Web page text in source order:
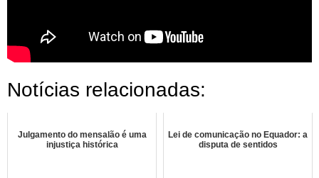
Notícias relacionadas:
Julgamento do mensalão é uma
injustiça histórica
Lei de comunicação no Equador: a
disputa de sentidos